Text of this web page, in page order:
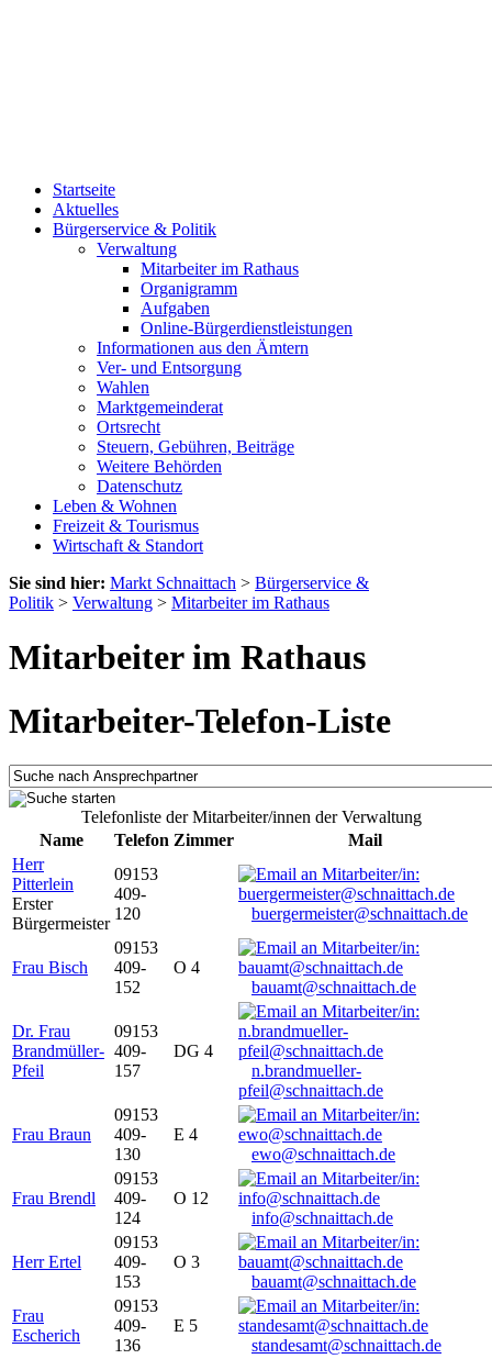
Startseite
Aktuelles
Bürgerservice & Politik
Verwaltung
Mitarbeiter im Rathaus
Organigramm
Aufgaben
Online-Bürgerdienstleistungen
Informationen aus den Ämtern
Ver- und Entsorgung
Wahlen
Marktgemeinderat
Ortsrecht
Steuern, Gebühren, Beiträge
Weitere Behörden
Datenschutz
Leben & Wohnen
Freizeit & Tourismus
Wirtschaft & Standort
Sie sind hier: Markt Schnaittach > Bürgerservice &
Politik > Verwaltung > Mitarbeiter im Rathaus
Mitarbeiter im Rathaus
Mitarbeiter-Telefon-Liste
Telefonliste der Mitarbeiter/innen der Verwaltung
Name
Telefon Zimmer
Mail
Herr
Pitterlein
Erster
Bürgermeister
09153
409-
120
buergermeister@schnaittach.de
Frau Bisch
09153
409-
152
O 4
bauamt@schnaittach.de
Dr. Frau
Brandmüller-
Pfeil
09153
409-
157
DG 4
n.brandmueller-
pfeil@schnaittach.de
Frau Braun
09153
409-
130
E 4
ewo@schnaittach.de
Frau Brendl
09153
409-
124
O 12
info@schnaittach.de
Herr Ertel
09153
409-
153
O 3
bauamt@schnaittach.de
Frau
Escherich
09153
409-
136
E 5
standesamt@schnaittach.de